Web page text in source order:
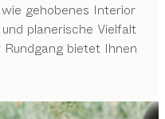
gehobenes Interior
planerische Vielfalt
bietet Ihnen